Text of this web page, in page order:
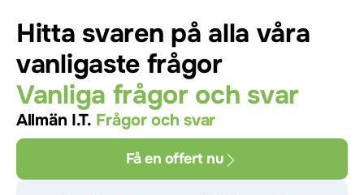
Hitta svaren på alla våra
vanligaste frågor
Vanliga frågor och svar
Allmän I.T. Frågor och svar
Få en offert nu